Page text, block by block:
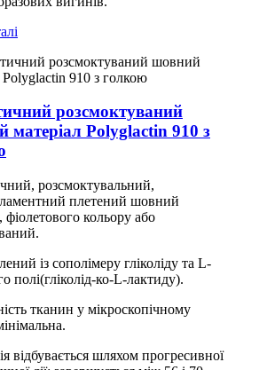
розсмоктуваний
матеріал Polyglactin 910 з
розсмоктувальний,
плетений шовний
фіолетового кольору або
із сополімеру гліколіду та L-
полі(гліколід-ко-L-лактиду).
тканин у мікроскопічному
відбувається шляхом прогресивної